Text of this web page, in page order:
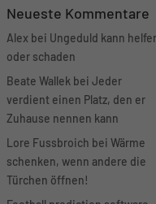
Alex bei
Ungeduld kann helfen
Beate Wallek
bei Jeder
verdient einen Platz, den er
Lore Fussbroich
bei Wärme
schenken, wenn andere die